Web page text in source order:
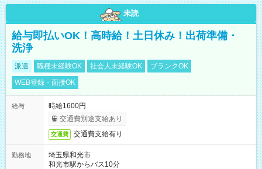
未読
給与即払いOK！高時給！土日休み！出荷準備・
洗浄
派遣 職種未経験OK 社会人未経験OK
ブランクOK
WEB登録・面接OK
給与
時給1600円
交通費別途支給あり
交通費 交通費支給有り
勤務地
埼玉県和光市
和光市駅からバス10分